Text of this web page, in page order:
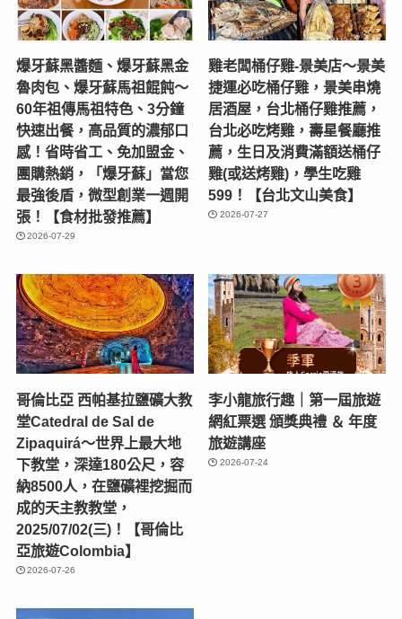
爆牙蘇黑醬麵、爆牙蘇黑金
魯肉包、爆牙蘇馬祖餛飩～
60年祖傳馬祖特色、3分鐘
快速出餐，高品質的濃郁口
感！省時省工、免加盟金、
團購熱銷，「爆牙蘇」當您
最強後盾，微型創業一週開
張！【食材批發推薦】
2026-07-29
雞老闆桶仔雞-景美店〜景美
捷運必吃桶仔雞，景美串燒
居酒屋，台北桶仔雞推薦，
台北必吃烤雞，壽星餐廳推
薦，生日及消費滿額送桶仔
雞(或送烤雞)，學生吃雞
599！【台北文山美食】
2026-07-27
哥倫比亞 西帕基拉鹽礦大教
堂Catedral de Sal de
Zipaquirá～世界上最大地
下教堂，深達180公尺，容
納8500人，在鹽礦裡挖掘而
成的天主教教堂，
2025/07/02(三)！【哥倫比
亞旅遊Colombia】
2026-07-26
李小龍旅行趣｜第一屆旅遊
網紅票選 頒獎典禮 ＆ 年度
旅遊講座
2026-07-24